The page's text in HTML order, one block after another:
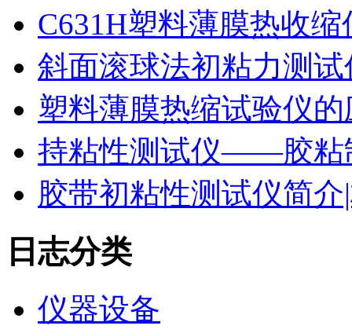
C631H塑料薄膜热收
斜面滚球法初粘力测
塑料薄膜热缩试验仪
持粘性测试仪——胶粘
胶带初粘性测试仪简
日志分类
仪器设备